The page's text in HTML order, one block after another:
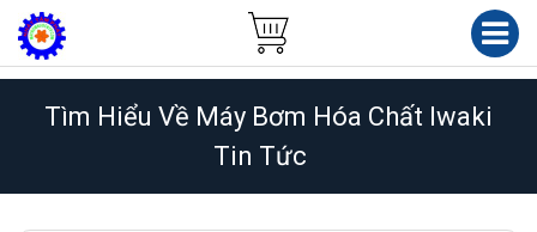
Tìm Hiểu Về Máy Bơm Hóa Chất Iwaki
Tin Tức